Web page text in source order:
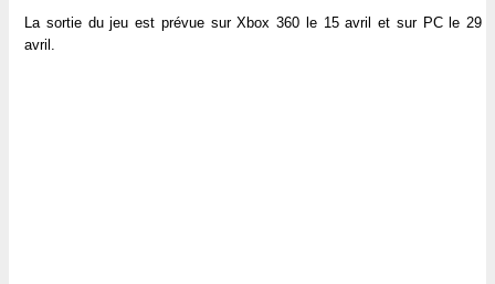
La sortie du jeu est prévue sur Xbox 360 le 15 avril et sur PC le 29
avril.